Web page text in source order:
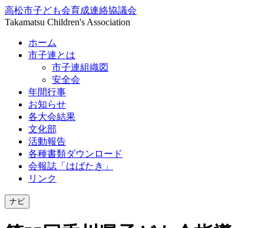
高松市子ども会育成連絡協議会
Takamatsu Children's Association
ホーム
市子連とは
市子連組織図
安全会
年間行事
お知らせ
各大会結果
文化部
活動報告
各種書類ダウンロード
会報誌「はばたき」
リンク
ナビ